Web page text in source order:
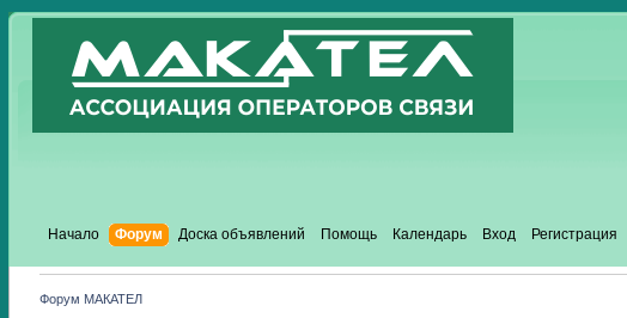
Начало Форум Доска объявлений Помощь Календарь Вход Регистрация
Форум МАКАТЕЛ